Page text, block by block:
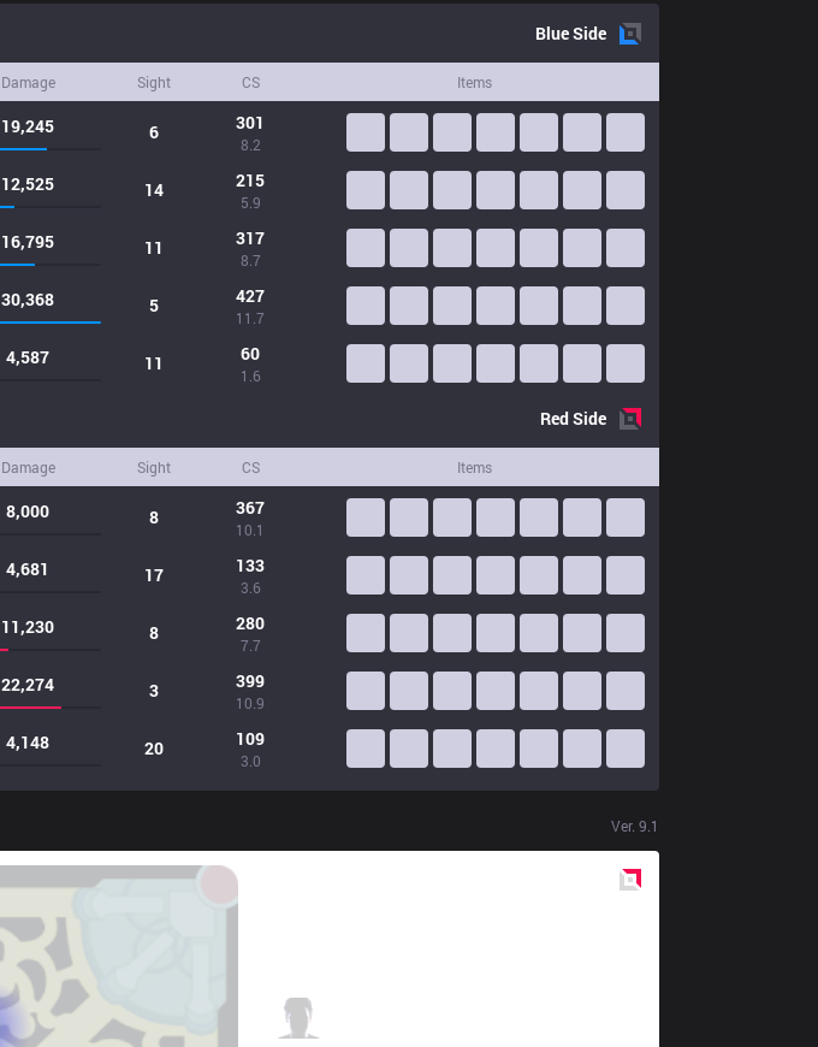
BlueSide
Damage Sight CS Items
19,245 6 301
8.2
12,525 14 215
5.9
16,795 11 317
8.7
30,368 5 427
11.7
4,587 11 60
1.6
RedSide
Damage Sight CS Items
8,000 8 367
10.1
4,681 17 133
3.6
11,230 8 280
7.7
22,274 3 399
10.9
4,148 20 109
3.0
Ver. 9.1